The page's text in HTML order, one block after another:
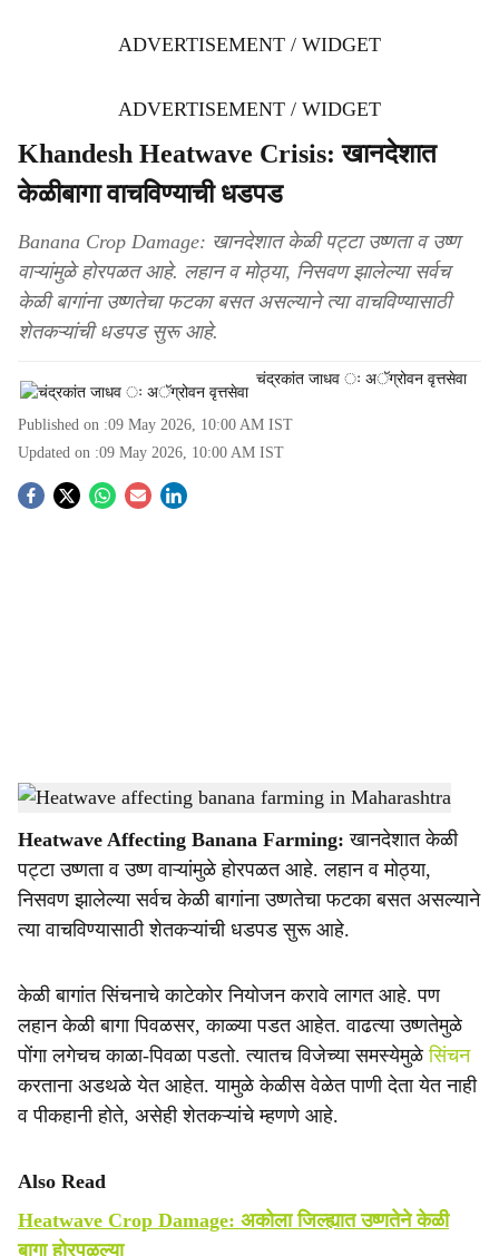
ADVERTISEMENT / WIDGET
ADVERTISEMENT / WIDGET
Khandesh Heatwave Crisis: खानदेशात
केळीबागा वाचविण्याची धडपड
Banana Crop Damage: खानदेशात केळी पट्टा उष्णता व उष्ण
वाऱ्यांमुळे होरपळत आहे. लहान व मोठ्या, निसवण झालेल्या सर्वच
केळी बागांना उष्णतेचा फटका बसत असल्याने त्या वाचविण्यासाठी
शेतकऱ्यांची धडपड सुरू आहे.
चंद्रकांत जाधव ः अॅग्रोवन वृत्तसेवा
Published on :09 May 2026, 10:00 AM IST
Updated on :09 May 2026, 10:00 AM IST
S
a
r
Heatwave affecting banana farming in Maharashtra-Agrowon
Heatwave Affecting Banana Farming: खानदेशात केळी
पट्टा उष्णता व उष्ण वाऱ्यांमुळे होरपळत आहे. लहान व मोठ्या,
निसवण झालेल्या सर्वच केळी बागांना उष्णतेचा फटका बसत असल्याने
त्या वाचविण्यासाठी शेतकऱ्यांची धडपड सुरू आहे.
केळी बागांत सिंचनाचे काटेकोर नियोजन करावे लागत आहे. पण
लहान केळी बागा पिवळसर, काळ्या पडत आहेत. वाढत्या उष्णतेमुळे
पोंगा लगेचच काळा-पिवळा पडतो. त्यातच विजेच्या समस्येमुळेसिंचन
करताना अडथळे येत आहेत. यामुळे केळीस वेळेत पाणी देता येत नाही
व पीकहानी होते, असेही शेतकऱ्यांचे म्हणणे आहे.
Also Read
Heatwave Crop Damage: अकोला जिल्ह्यात उष्णतेने केळी
बागा होरपळल्या